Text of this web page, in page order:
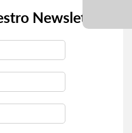
Newsletter